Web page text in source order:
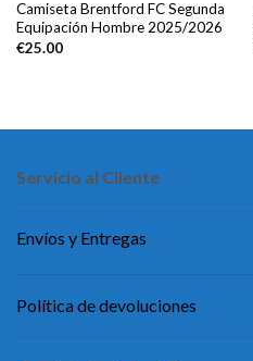
Camiseta Brentford FC Segunda
Equipación Hombre 2025/2026
€25.00
Servicio al Cliente
Envíos y Entregas
Política de devoluciones